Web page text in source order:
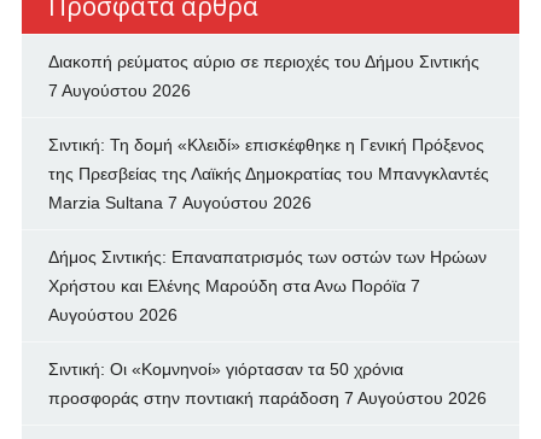
Διακοπή ρεύματος αύριο σε περιοχές του Δήμου Σιντικής
7 Αυγούστου 2026
Σιντική: Τη δομή «Κλειδί» επισκέφθηκε η Γενική Πρόξενος
της Πρεσβείας της Λαϊκής Δημοκρατίας του Μπανγκλαντές
Marzia Sultana 7 Αυγούστου 2026
Δήμος Σιντικής: Επαναπατρισμός των oστών των Ηρώων
Χρήστου και Ελένης Μαρούδη στα Ανω Πορόϊα 7
Αυγούστου 2026
Σιντική: Οι «Κομνηνοί» γιόρτασαν τα 50 χρόνια
προσφοράς στην ποντιακή παράδοση 7 Αυγούστου 2026